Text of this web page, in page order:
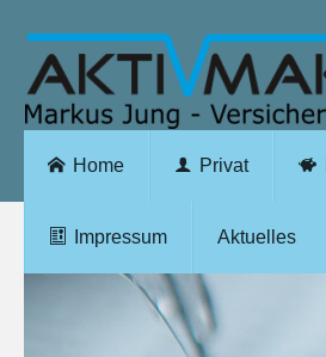
Home Privat
Impressum Aktuelles